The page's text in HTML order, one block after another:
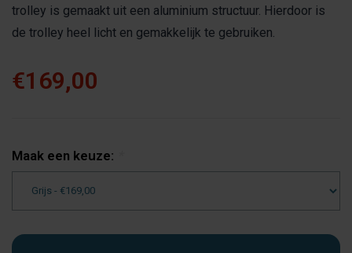
trolley is gemaakt uit een aluminium structuur. Hierdoor is
de trolley heel licht en gemakkelijk te gebruiken.
€169,00
Maak een keuze: